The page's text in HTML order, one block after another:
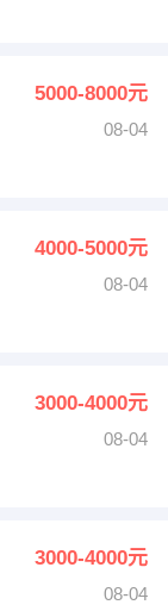
5000-8000元
08-04
4000-5000元
08-04
3000-4000元
08-04
3000-4000元
08-04